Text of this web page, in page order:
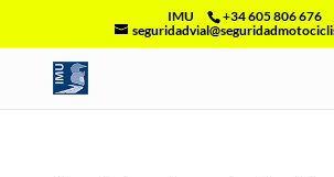
IMU
+34 605 806 676